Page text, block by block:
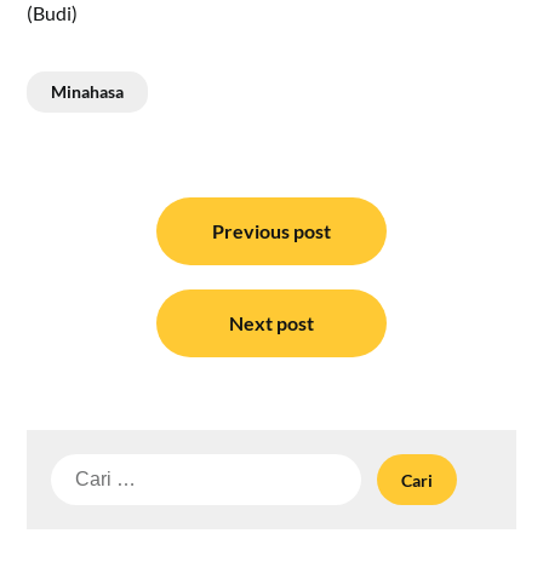
(Budi)
Minahasa
Previous post
Next post
Cari